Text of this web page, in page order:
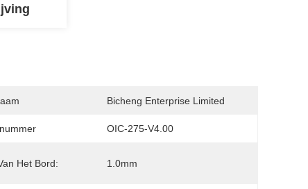
Bicheng Enterprise Limited
OIC-275-V4.00
Het Bord: 1.0mm